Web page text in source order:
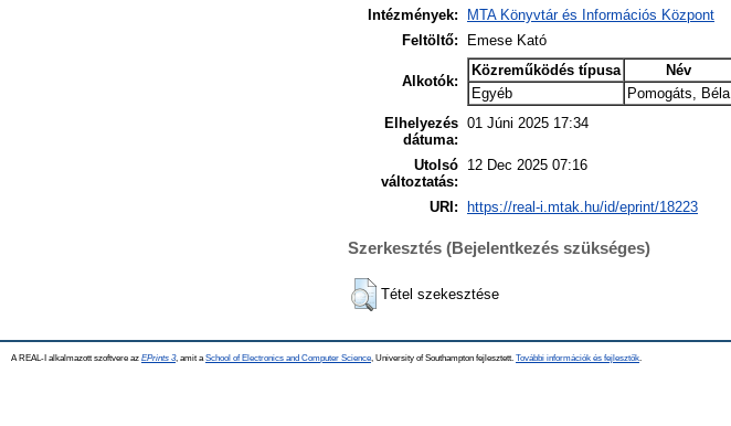
Intézmények:
MTA Könyvtár és Információs Központ
Feltöltő:
Emese Kató
Alkotók:
Közreműködés típusa Név
Egyéb
Pomogáts, Béla
Elhelyezés
dátuma:
01 Júni 2025 17:34
Utolsó
változtatás:
12 Dec 2025 07:16
URI: https://real-i.mtak.hu/id/eprint/18223
Szerkesztés (Bejelentkezés szükséges)
Tétel szekesztése
A REAL-I alkalmazott szoftvere az EPrints 3, amit a School of Electronics and Computer Science , University of Southampton fejlesztett. További információk és fejlesztők